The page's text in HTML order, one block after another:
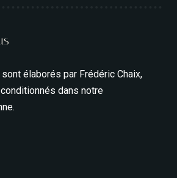
élaborés par Frédéric Chaix,
dans notre